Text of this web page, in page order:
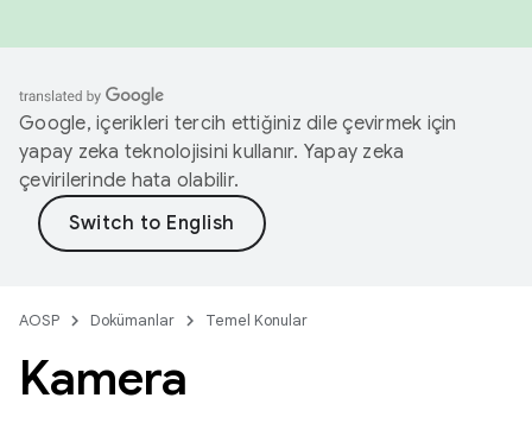
Google, içerikleri tercih ettiğiniz dile çevirmek için
yapay zeka teknolojisini kullanır. Yapay zeka
çevirilerinde hata olabilir.
AOSP Dokümanlar Temel Konular
Kamera